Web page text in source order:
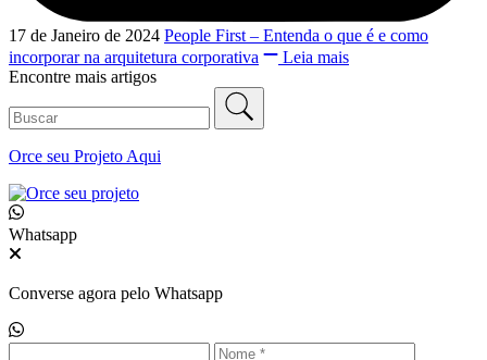
17 de Janeiro de 2024 People First – Entenda o que é e como
incorporar na arquitetura corporativa
Leia mais
Encontre mais artigos
Orce seu Projeto Aqui
Whatsapp
Converse agora pelo Whatsapp